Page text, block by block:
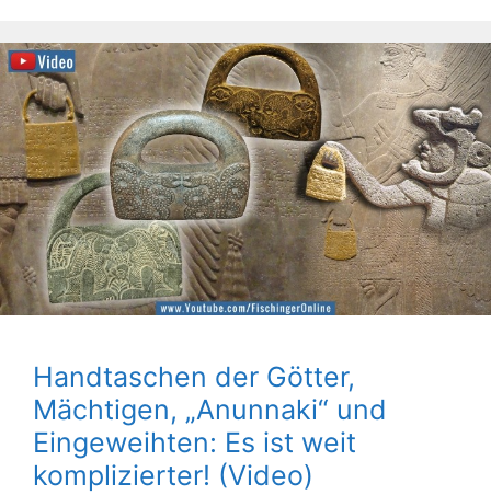
Handtaschen der Götter,
Mächtigen, „Anunnaki“ und
Eingeweihten: Es ist weit
komplizierter! (Video)